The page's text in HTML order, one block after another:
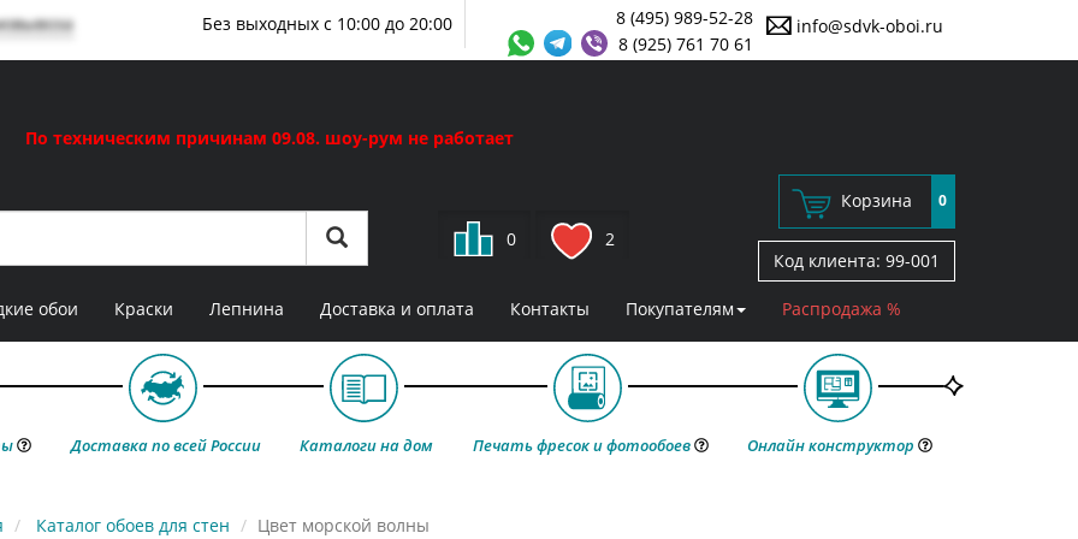
info@sdvk-oboi.ru
8 (495) 989-52-28
8 (925) 761 70 61
Без выходных с 10:00 до 20:00
По техническим причинам 09.08. шоу-рум не работает
0 2
Корзина 0
Код клиента: 99-001
обои Краски Лепнина Доставка и оплата Контакты Покупателям Распродажа %
Доставка по всей России Каталоги на дом Печать фресок и фотообоев Онлайн конструктор
Каталог обоев для стен Цвет морской волны